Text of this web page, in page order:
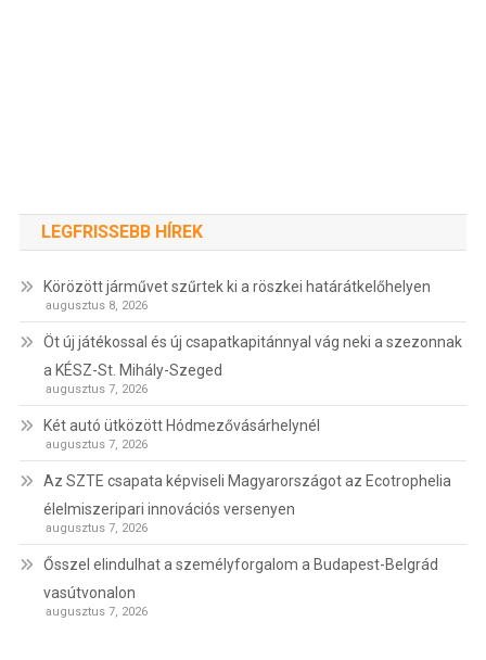
LEGFRISSEBB HÍREK
Körözött járművet szűrtek ki a röszkei határátkelőhelyen
augusztus 8, 2026
Öt új játékossal és új csapatkapitánnyal vág neki a szezonnak
a KÉSZ-St. Mihály-Szeged
augusztus 7, 2026
Két autó ütközött Hódmezővásárhelynél
augusztus 7, 2026
Az SZTE csapata képviseli Magyarországot az Ecotrophelia
élelmiszeripari innovációs versenyen
augusztus 7, 2026
Ősszel elindulhat a személyforgalom a Budapest-Belgrád
vasútvonalon
augusztus 7, 2026